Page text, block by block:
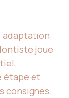
adaptation
joue
étape et
consignes.